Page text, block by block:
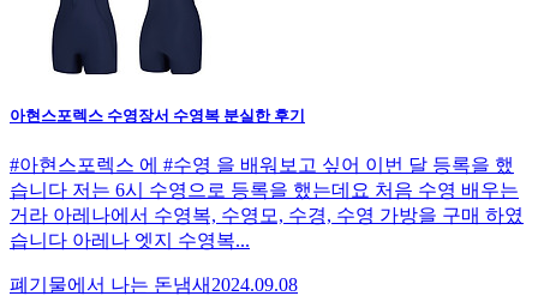
아현스포렉스 수영장서 수영복 분실한 후기
#아현스포렉스 에 #수영 을 배워보고 싶어 이번 달 등록을 했
습니다 저는 6시 수영으로 등록을 했는데요 처음 수영 배우는
거라 아레나에서 수영복, 수영모, 수경, 수영 가방을 구매 하였
습니다 아레나 엣지 수영복...
폐기물에서 나는 돈냄새 2024.09.08